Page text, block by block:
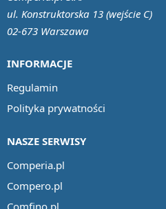
INFORMACJE
Regulamin
Polityka prywatności
NASZE SERWISY
Comperia.pl
Compero.pl
Comfino.pl
ul. Konstruktorska 13 (wejście C)
02-673 Warszawa